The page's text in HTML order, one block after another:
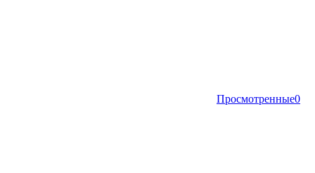
Просмотренные0